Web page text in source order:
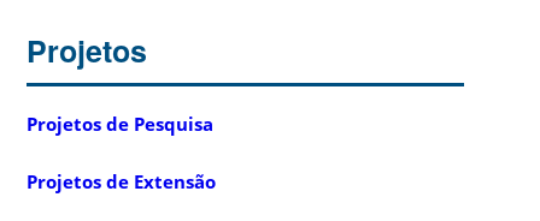
Projetos
Projetos de Pesquisa
Projetos de Extensão